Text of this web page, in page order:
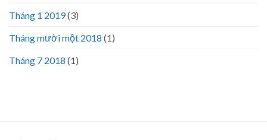
Tháng 1 2019(3)
Tháng mười một 2018 (1)
Tháng 7 2018 (1)